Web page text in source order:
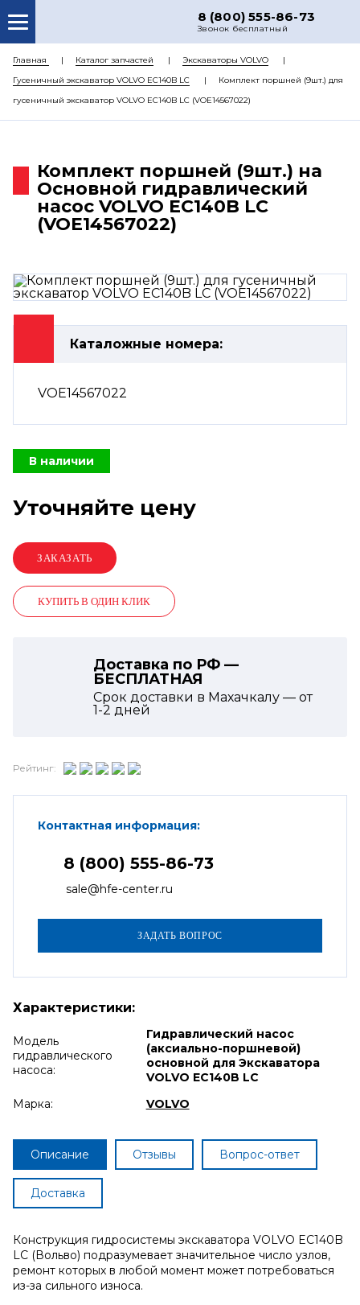
8 (800) 555-86-73
Звонок бесплатный
О НАС
КАТАЛОГ ЗАПЧАСТЕЙ
РЕМОНТ
ЦЕНЫ
КОНТАКТЫ
Главная Каталог запчастей
Экскаваторы VOLVO
Гусеничный экскаватор VOLVO EC140B LC
Комплект поршней (9шт.) для
гусеничный экскаватор VOLVO EC140B LC (VOE14567022)
Комплект поршней (9шт.) на
Основной гидравлический
насос VOLVO EC140B LC
(VOE14567022)
Каталожные номера:
VOE14567022
В наличии
Уточняйте цену
КУПИТЬ В ОДИН КЛИК
Доставка по РФ —
БЕСПЛАТНАЯ
Срок доставки в Махачкалу — от
1-2 дней
Рейтинг:
Контактная информация:
8 (800) 555-86-73
sale@hfe-center.ru
Характеристики:
Модель
гидравлического
насоса:
Гидравлический насос
(аксиально-поршневой)
основной для Экскаватора
VOLVO EC140B LC
Марка:
VOLVO
Описание Отзывы Вопрос-ответ
Доставка
Конструкция гидросистемы экскаватора VOLVO EC140B
LC (Вольво) подразумевает значительное число узлов,
ремонт которых в любой момент может потребоваться
из-за сильного износа.